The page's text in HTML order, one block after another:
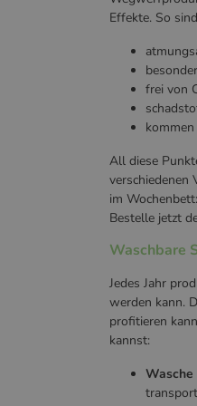
Effekte. So
frei von
All diese
verschiedenen
im
Bestelle jetzt
Waschbare
Jedes Jahr
werden kann.
profitieren
kannst:
Wasche